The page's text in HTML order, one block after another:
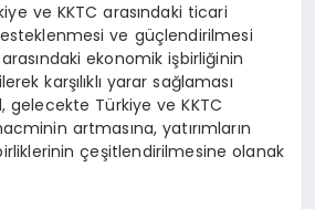
ve KKTC arasındaki ticari
ve güçlendirilmesi
ekonomik işbirliğinin
karşılıklı yarar sağlaması
gelecekte Türkiye ve KKTC
artmasına, yatırımların
çeşitlendirilmesine olanak